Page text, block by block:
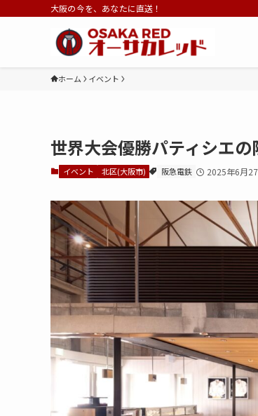
大阪の今を、あなたに直送！
ホーム イベント
世界大会優勝パティシエ
イベント 北区(大阪市) 阪急電鉄 2025年6月